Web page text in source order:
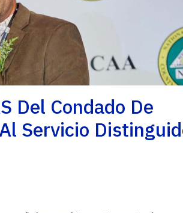
Del Condado De
Servicio